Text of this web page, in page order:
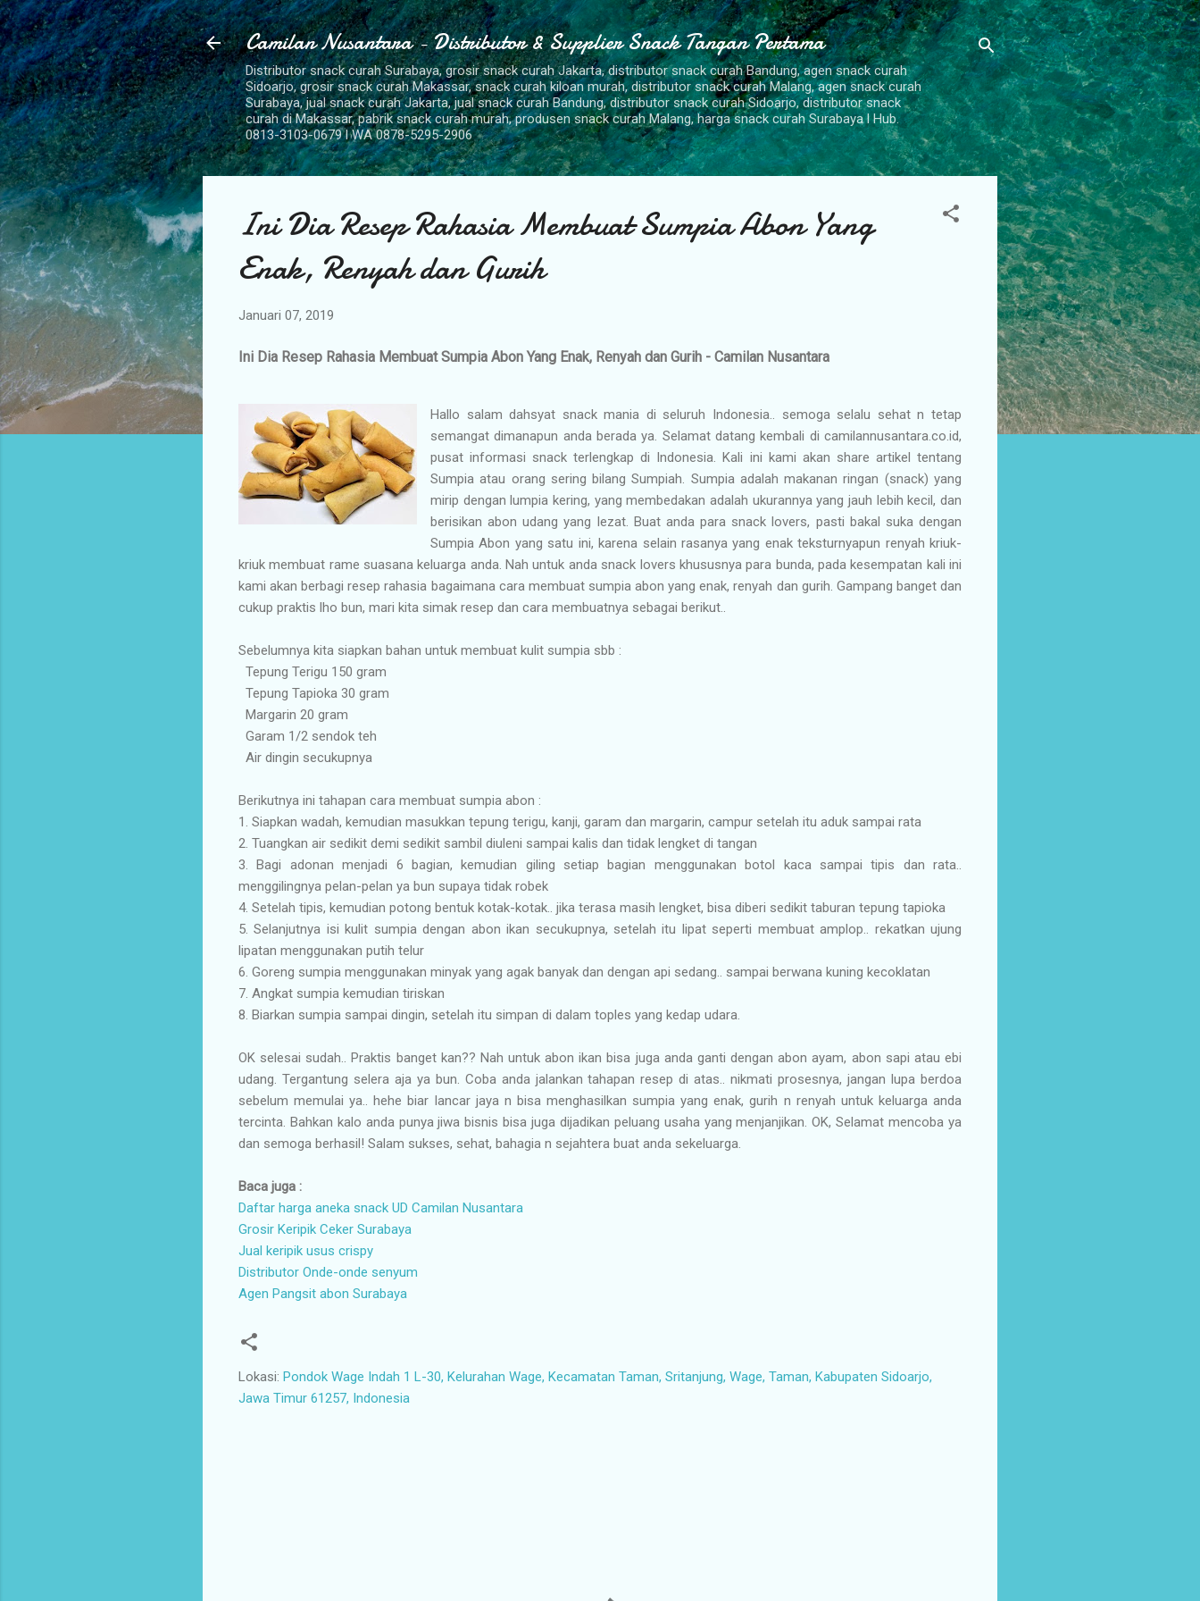
Langsung ke konten utama
Camilan Nusantara - Distributor & Supplier Snack Tangan Pertama
Distributor snack curah Surabaya, grosir snack curah Jakarta, distributor snack curah Bandung, agen snack curah
Sidoarjo, grosir snack curah Makassar, snack curah kiloan murah, distributor snack curah Malang, agen snack curah
Surabaya, jual snack curah Jakarta, jual snack curah Bandung, distributor snack curah Sidoarjo, distributor snack
curah di Makassar, pabrik snack curah murah, produsen snack curah Malang, harga snack curah Surabaya l Hub.
0813-3103-0679 l WA 0878-5295-2906
Ini Dia Resep Rahasia Membuat Sumpia Abon Yang
Enak, Renyah dan Gurih
Januari 07, 2019
Ini Dia Resep Rahasia Membuat Sumpia Abon Yang Enak, Renyah dan Gurih - Camilan Nusantara
Hallo salam dahsyat snack mania di seluruh Indonesia.. semoga selalu sehat n tetap
semangat dimanapun anda berada ya. Selamat datang kembali di camilannusantara.co.id,
pusat informasi snack terlengkap di Indonesia. Kali ini kami akan share artikel tentang
Sumpia atau orang sering bilang Sumpiah. Sumpia adalah makanan ringan (snack) yang
mirip dengan lumpia kering, yang membedakan adalah ukurannya yang jauh lebih kecil, dan
berisikan abon udang yang lezat. Buat anda para snack lovers, pasti bakal suka dengan
Sumpia Abon yang satu ini, karena selain rasanya yang enak teksturnyapun renyah kriuk-
kriuk membuat rame suasana keluarga anda. Nah untuk anda snack lovers khususnya para bunda, pada kesempatan kali ini
kami akan berbagi resep rahasia bagaimana cara membuat sumpia abon yang enak, renyah dan gurih. Gampang banget dan
cukup praktis lho bun, mari kita simak resep dan cara membuatnya sebagai berikut..
Sebelumnya kita siapkan bahan untuk membuat kulit sumpia sbb :
Tepung Terigu 150 gram
Tepung Tapioka 30 gram
Margarin 20 gram
Garam 1/2 sendok teh
Air dingin secukupnya
Berikutnya ini tahapan cara membuat sumpia abon :
1. Siapkan wadah, kemudian masukkan tepung terigu, kanji, garam dan margarin, campur setelah itu aduk sampai rata
2. Tuangkan air sedikit demi sedikit sambil diuleni sampai kalis dan tidak lengket di tangan
3. Bagi adonan menjadi 6 bagian, kemudian giling setiap bagian menggunakan botol kaca sampai tipis dan rata..
menggilingnya pelan-pelan ya bun supaya tidak robek
4. Setelah tipis, kemudian potong bentuk kotak-kotak.. jika terasa masih lengket, bisa diberi sedikit taburan tepung tapioka
5. Selanjutnya isi kulit sumpia dengan abon ikan secukupnya, setelah itu lipat seperti membuat amplop.. rekatkan ujung
lipatan menggunakan putih telur
6. Goreng sumpia menggunakan minyak yang agak banyak dan dengan api sedang.. sampai berwana kuning kecoklatan
7. Angkat sumpia kemudian tiriskan
8. Biarkan sumpia sampai dingin, setelah itu simpan di dalam toples yang kedap udara.
OK selesai sudah.. Praktis banget kan?? Nah untuk abon ikan bisa juga anda ganti dengan abon ayam, abon sapi atau ebi
udang. Tergantung selera aja ya bun. Coba anda jalankan tahapan resep di atas.. nikmati prosesnya, jangan lupa berdoa
sebelum memulai ya.. hehe biar lancar jaya n bisa menghasilkan sumpia yang enak, gurih n renyah untuk keluarga anda
tercinta. Bahkan kalo anda punya jiwa bisnis bisa juga dijadikan peluang usaha yang menjanjikan. OK, Selamat mencoba ya
dan semoga berhasil! Salam sukses, sehat, bahagia n sejahtera buat anda sekeluarga.
Baca juga :
Daftar harga aneka snack UD Camilan Nusantara
Grosir Keripik Ceker Surabaya
Jual keripik usus crispy
Distributor Onde-onde senyum
Agen Pangsit abon Surabaya
Lokasi: Pondok Wage Indah 1 L-30, Kelurahan Wage, Kecamatan Taman, Sritanjung, Wage, Taman, Kabupaten Sidoarjo,
Jawa Timur 61257, Indonesia